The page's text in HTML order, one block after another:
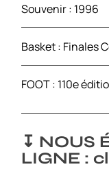
Souvenir : 1996
Basket : Finales
FOOT : 110e
↧ NOUS
LIGNE :